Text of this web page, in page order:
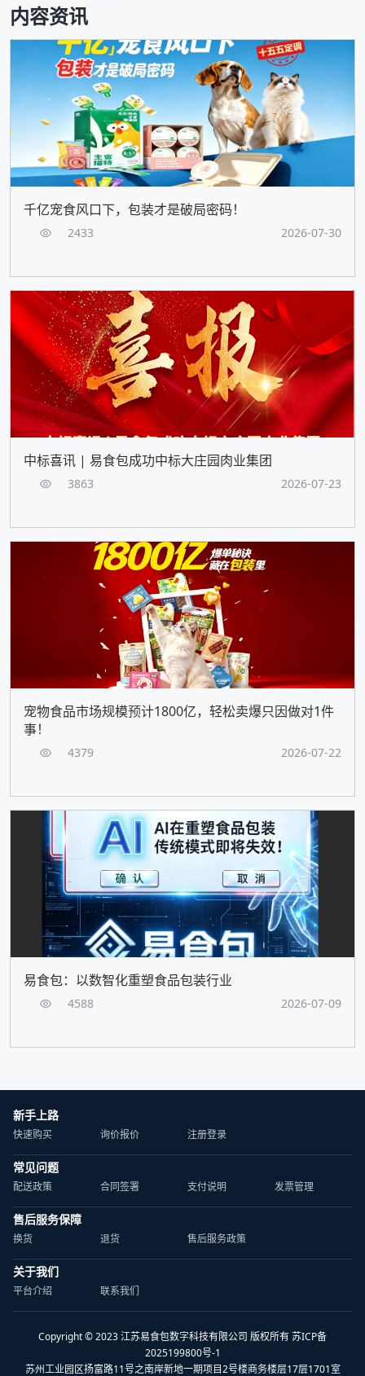
内容资讯
千亿宠食风口下，包装才是破局密码！
2433 2026-07-30
中标喜讯 | 易食包成功中标大庄园肉业集团
3863 2026-07-23
宠物食品市场规模预计1800亿，轻松卖爆只因做对1件
事！
4379 2026-07-22
易食包：以数智化重塑食品包装行业
4588 2026-07-09
新手上路
快速购买 询价报价 注册登录
常见问题
配送政策 合同签署 支付说明 发票管理
售后服务保障
换货 退货 售后服务政策
关于我们
平台介绍 联系我们
Copyright © 2023 江苏易食包数字科技有限公司 版权所有 苏ICP备
2025199800号-1
苏州工业园区扬富路11号之南岸新地一期项目2号楼商务楼层17层1701室